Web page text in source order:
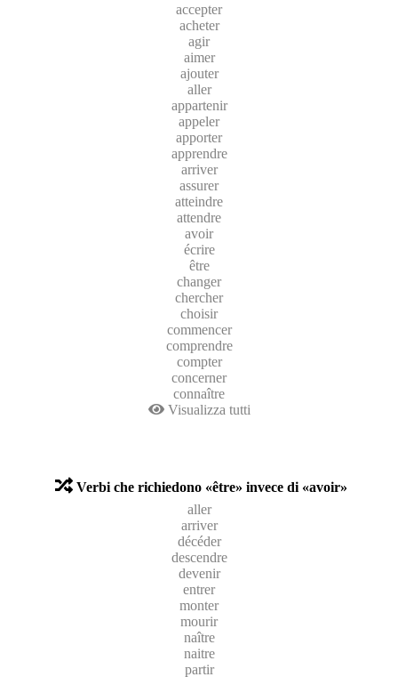
accepter
acheter
agir
aimer
ajouter
aller
appartenir
appeler
apporter
apprendre
arriver
assurer
atteindre
attendre
avoir
écrire
être
changer
chercher
choisir
commencer
comprendre
compter
concerner
connaître
Visualizza tutti
Verbi che richiedono «être» invece di «avoir»
aller
arriver
décéder
descendre
devenir
entrer
monter
mourir
naître
naitre
partir